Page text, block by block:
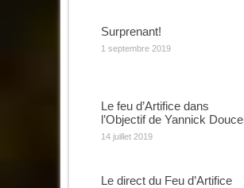
Surprenant!
1 septembre 2019
Le feu d’Artifice dans
l’Objectif de Yannick Douce
14 juillet 2019
Le direct du Feu d’Artifice